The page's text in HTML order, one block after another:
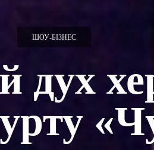
ШОУ-БІЗНЕС
дух